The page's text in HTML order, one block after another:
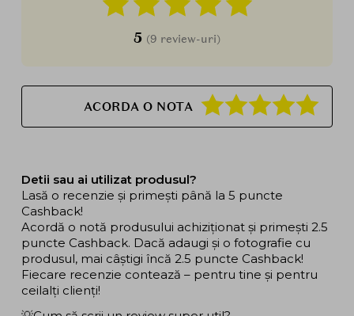
5 (9 review-uri)
ACORDA O NOTA
Detii sau ai utilizat produsul?
Lasă o recenzie și primești până la 5 puncte
Cashback!
Acordă o notă produsului achiziționat și primești 2.5
puncte Cashback. Dacă adaugi și o fotografie cu
produsul, mai câștigi încă 2.5 puncte Cashback!
Fiecare recenzie contează – pentru tine și pentru
ceilalți clienți!